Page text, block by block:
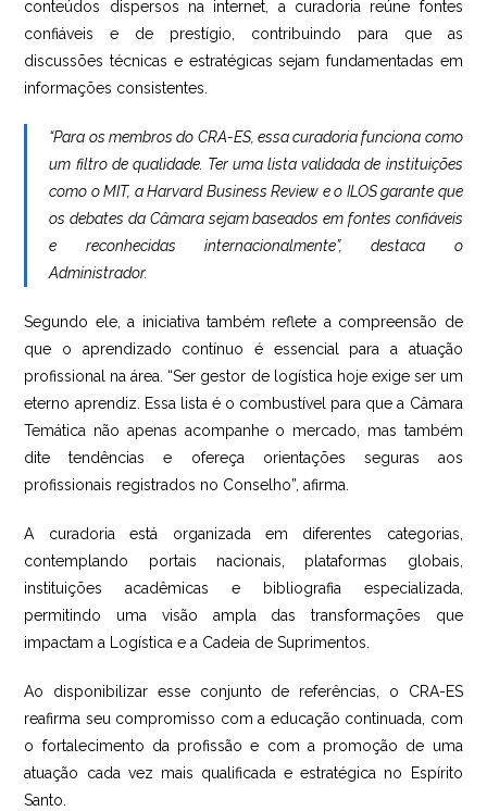
conteúdos dispersos na internet, a curadoria reúne fontes
confiáveis e de prestígio, contribuindo para que as
discussões técnicas e estratégicas sejam fundamentadas em
informações consistentes.
“Para os membros do CRA-ES, essa curadoria funciona como
um filtro de qualidade. Ter uma lista validada de instituições
como o MIT, a Harvard Business Review e o ILOS garante que
os debates da Câmara sejam baseados em fontes confiáveis
e reconhecidas internacionalmente”, destaca o
Administrador.
Segundo ele, a iniciativa também reflete a compreensão de
que o aprendizado contínuo é essencial para a atuação
profissional na área. “Ser gestor de logística hoje exige ser um
eterno aprendiz. Essa lista é o combustível para que a Câmara
Temática não apenas acompanhe o mercado, mas também
dite tendências e ofereça orientações seguras aos
profissionais registrados no Conselho”, afirma.
A curadoria está organizada em diferentes categorias,
contemplando portais nacionais, plataformas globais,
instituições acadêmicas e bibliografia especializada,
permitindo uma visão ampla das transformações que
impactam a Logística e a Cadeia de Suprimentos.
Ao disponibilizar esse conjunto de referências, o CRA-ES
reafirma seu compromisso com a educação continuada, com
o fortalecimento da profissão e com a promoção de uma
atuação cada vez mais qualificada e estratégica no Espírito
Santo.